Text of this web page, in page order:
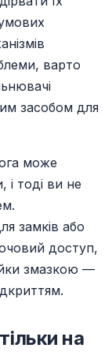
варто
засобом для
може
і тоді ви не
замків або
доступ,
змазкою —
на